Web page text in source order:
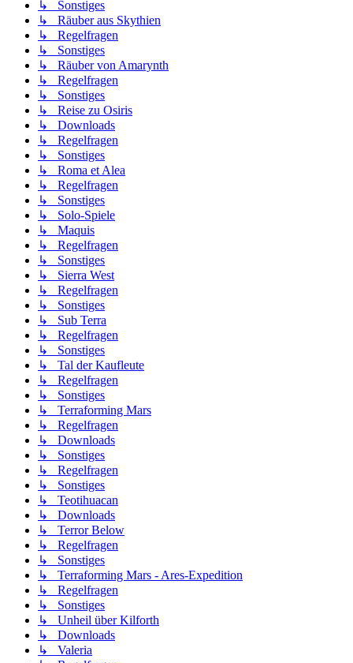
↳ Sonstiges
↳ Räuber aus Skythien
↳ Regelfragen
↳ Sonstiges
↳ Räuber von Amarynth
↳ Regelfragen
↳ Sonstiges
↳ Reise zu Osiris
↳ Downloads
↳ Regelfragen
↳ Sonstiges
↳ Roma et Alea
↳ Regelfragen
↳ Sonstiges
↳ Solo-Spiele
↳ Maquis
↳ Regelfragen
↳ Sonstiges
↳ Sierra West
↳ Regelfragen
↳ Sonstiges
↳ Sub Terra
↳ Regelfragen
↳ Sonstiges
↳ Tal der Kaufleute
↳ Regelfragen
↳ Sonstiges
↳ Terraforming Mars
↳ Regelfragen
↳ Downloads
↳ Sonstiges
↳ Regelfragen
↳ Sonstiges
↳ Teotihuacan
↳ Downloads
↳ Terror Below
↳ Regelfragen
↳ Sonstiges
↳ Terraforming Mars - Ares-Expedition
↳ Regelfragen
↳ Sonstiges
↳ Unheil über Kilforth
↳ Downloads
↳ Valeria